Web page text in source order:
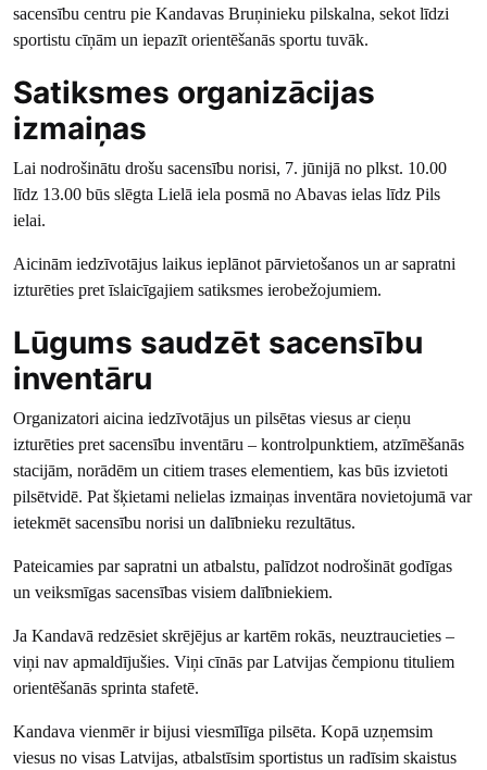
sacensību centru pie Kandavas Bruņinieku pilskalna, sekot līdzi
sportistu cīņām un iepazīt orientēšanās sportu tuvāk.
Satiksmes organizācijas
izmaiņas
Lai nodrošinātu drošu sacensību norisi, 7. jūnijā no plkst. 10.00
līdz 13.00 būs slēgta Lielā iela posmā no Abavas ielas līdz Pils
ielai.
Aicinām iedzīvotājus laikus ieplānot pārvietošanos un ar sapratni
izturēties pret īslaicīgajiem satiksmes ierobežojumiem.
Lūgums saudzēt sacensību
inventāru
Organizatori aicina iedzīvotājus un pilsētas viesus ar cieņu
izturēties pret sacensību inventāru – kontrolpunktiem, atzīmēšanās
stacijām, norādēm un citiem trases elementiem, kas būs izvietoti
pilsētvidē. Pat šķietami nelielas izmaiņas inventāra novietojumā var
ietekmēt sacensību norisi un dalībnieku rezultātus.
Pateicamies par sapratni un atbalstu, palīdzot nodrošināt godīgas
un veiksmīgas sacensības visiem dalībniekiem.
Ja Kandavā redzēsiet skrējējus ar kartēm rokās, neuztraucieties –
viņi nav apmaldījušies. Viņi cīnās par Latvijas čempionu tituliem
orientēšanās sprinta stafetē.
Kandava vienmēr ir bijusi viesmīlīga pilsēta. Kopā uzņemsim
viesus no visas Latvijas, atbalstīsim sportistus un radīsim skaistus